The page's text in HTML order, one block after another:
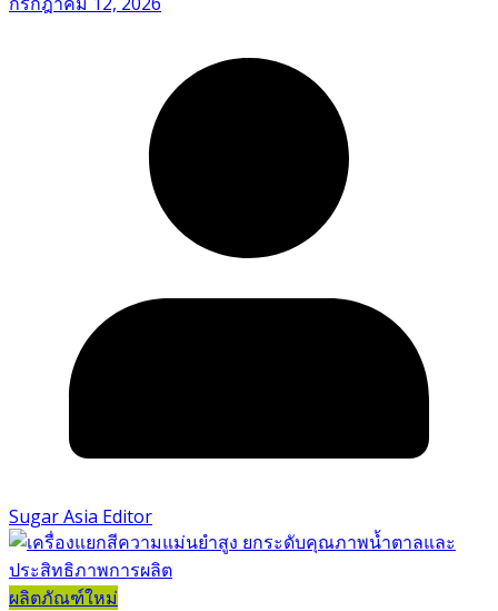
Sugar Asia Editor
ผลิตภัณฑ์ใหม่